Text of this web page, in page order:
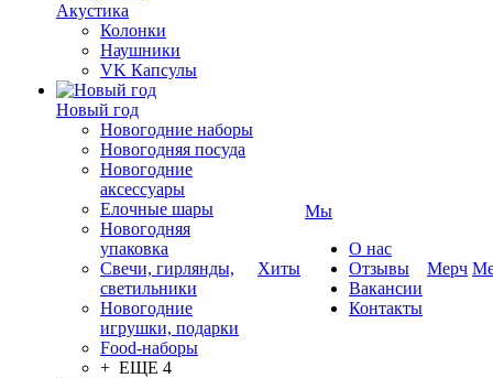
Акустика
Колонки
Наушники
VK Капсулы
Новый год
Новогодние наборы
Новогодняя посуда
Новогодние
аксессуары
Елочные шары
Новогодняя
упаковка
Свечи, гирлянды,
светильники
Новогодние
игрушки, подарки
Food-наборы
+ ЕЩЕ 4
Хиты
Мы
О нас
Отзывы
Вакансии
Контакты
Мерч